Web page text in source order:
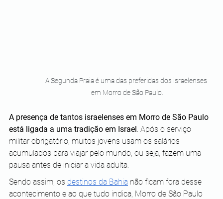
A Segunda Praia é uma das preferidas dos israelenses
em Morro de São Paulo.
A presença de tantos israelenses em Morro de São Paulo
está ligada a uma tradição em Israel. Após o serviço
militar obrigatório, muitos jovens usam os salários
acumulados para viajar pelo mundo, ou seja, fazem uma
pausa antes de iniciar a vida adulta.
Sendo assim, os destinos da Bahia não ficam fora desse
acontecimento e ao que tudo indica, Morro de São Paulo